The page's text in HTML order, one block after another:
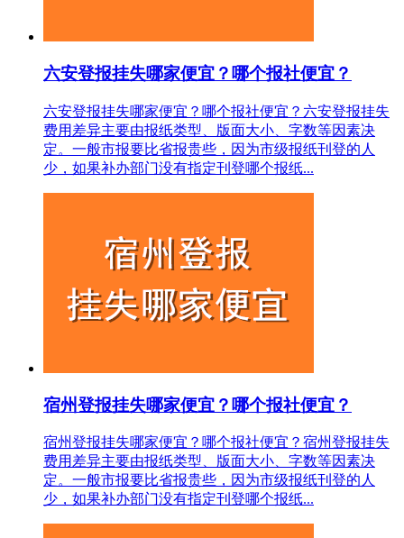
六安登报挂失哪家便宜？哪个报社便宜？
六安登报挂失哪家便宜？哪个报社便宜？六安登报挂失
费用差异主要由报纸类型、版面大小、字数等因素决
定。一般市报要比省报贵些，因为市级报纸刊登的人
少，如果补办部门没有指定刊登哪个报纸...
宿州登报挂失哪家便宜？哪个报社便宜？
宿州登报挂失哪家便宜？哪个报社便宜？宿州登报挂失
费用差异主要由报纸类型、版面大小、字数等因素决
定。一般市报要比省报贵些，因为市级报纸刊登的人
少，如果补办部门没有指定刊登哪个报纸...